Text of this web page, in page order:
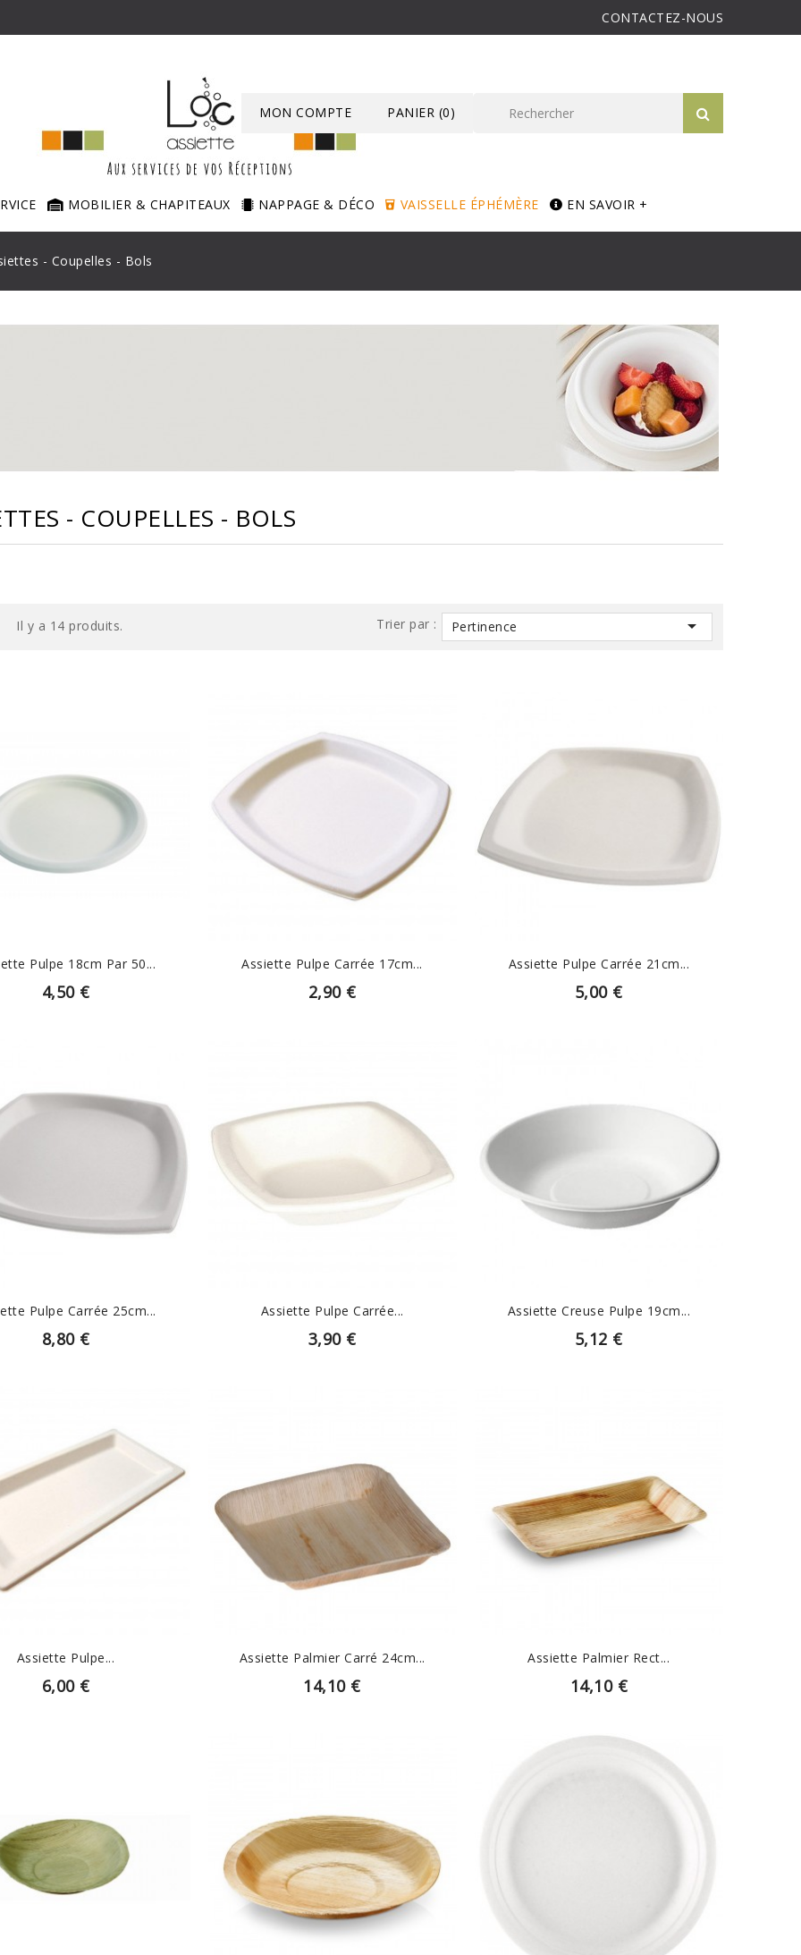
CONTACTEZ-NOUS
PANIER (0)
MON COMPTE
MOBILIER & CHAPITEAUX NAPPAGE & DÉCO VAISSELLE ÉPHÉMÈRE EN SAVOIR +
- Coupelles - Bols
- COUPELLES - BOLS
Il y a 14 produits. Trier par : Pertinence 
Pulpe 18cm Par 50...
4,50 €
Assiette Pulpe Carrée 17cm...
2,90 €
Assiette Pulpe Carrée 21cm...
5,00 €
Pulpe Carrée 25cm...
8,80 €
Assiette Pulpe Carrée...
3,90 €
Assiette Creuse Pulpe 19cm...
5,12 €
EN SAVOIR PLUS
Assiette Pulpe...
6,00 €
EN SAVOIR PLUS
Assiette Palmier Carré 24cm...
14,10 €
EN SAVOIR PLUS
Assiette Palmier Rect...
14,10 €
EN SAVOIR PLUS EN SAVOIR PLUS